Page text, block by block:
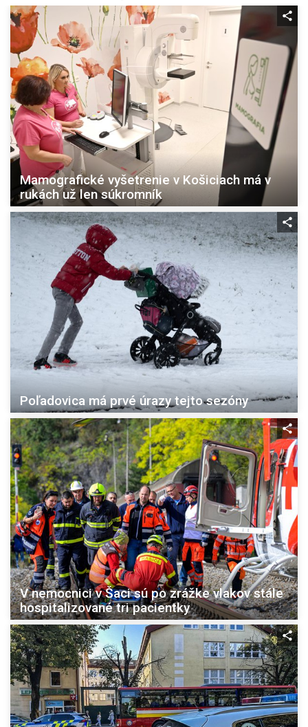
Mamografické vyšetrenie v Košiciach má v
rukách už len súkromník
Poľadovica má prvé úrazy tejto sezóny
V nemocnici v Šaci sú po zrážke vlakov stále
hospitalizované tri pacientky